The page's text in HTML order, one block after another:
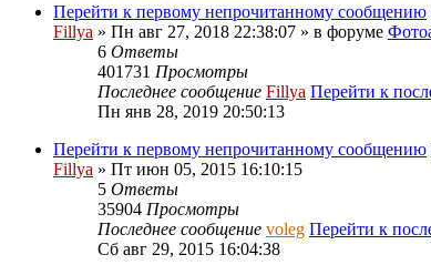
Перейти к первому непрочитанному сообщению
Fillya » Пн авг 27, 2018 22:38:07 » в форуме
6 Ответы
401731 Просмотры
Последнее сообщение Fillya Перейти к
Пн янв 28, 2019 20:50:13
Перейти к первому непрочитанному сообщению
Fillya » Пт июн 05, 2015 16:10:15
5 Ответы
35904 Просмотры
Последнее сообщение voleg Перейти к
Сб авг 29, 2015 16:04:38